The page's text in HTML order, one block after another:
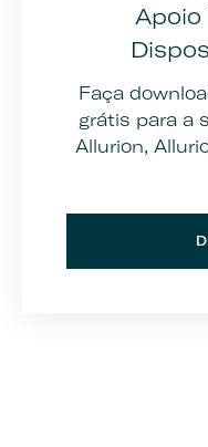
Faça
grátis para a
Allurion,